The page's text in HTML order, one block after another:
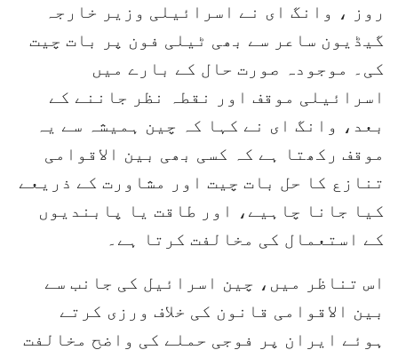
روز ، وانگ ای نے اسرائیلی وزیر خارجہ
گیڈیون ساعر سے بھی ٹیلی فون پر بات چیت
کی۔ موجودہ صورت حال کے بارے میں
اسرائیلی موقف اور نقطہ نظر جاننے کے
بعد، وانگ ای نے کہا کہ چین ہمیشہ سے یہ
موقف رکھتا ہے کہ کسی بھی بین الاقوامی
تنازع کا حل بات چیت اور مشاورت کے ذریعے
کیا جانا چاہیے، اور طاقت یا پابندیوں
کے استعمال کی مخالفت کرتا ہے۔
اس تناظر میں، چین اسرائیل کی جانب سے
بین الاقوامی قانون کی خلاف ورزی کرتے
ہوئے ایران پر فوجی حملے کی واضح مخالفت